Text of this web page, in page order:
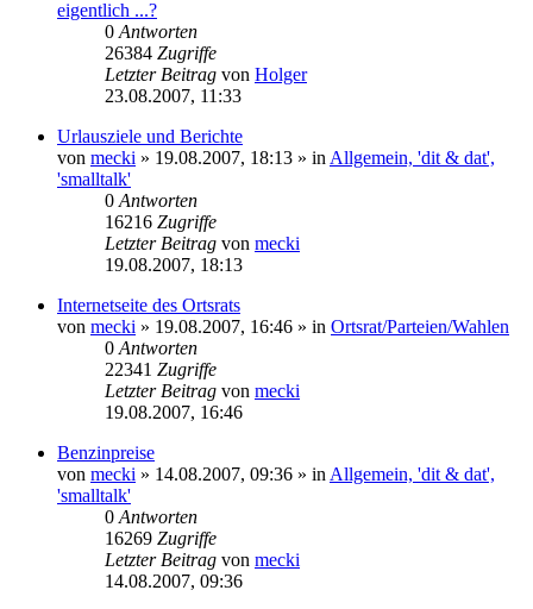
eigentlich ...?
0 Antworten
26384 Zugriffe
Letzter Beitrag von Holger
23.08.2007, 11:33
Urlausziele und Berichte
von mecki » 19.08.2007, 18:13 » in Allgemein, 'dit & dat',
'smalltalk'
0 Antworten
16216 Zugriffe
Letzter Beitrag von mecki
19.08.2007, 18:13
Internetseite des Ortsrats
von mecki » 19.08.2007, 16:46 » in Ortsrat/Parteien/Wahlen
0 Antworten
22341 Zugriffe
Letzter Beitrag von mecki
19.08.2007, 16:46
Benzinpreise
von mecki » 14.08.2007, 09:36 » in Allgemein, 'dit & dat',
'smalltalk'
0 Antworten
16269 Zugriffe
Letzter Beitrag von mecki
14.08.2007, 09:36